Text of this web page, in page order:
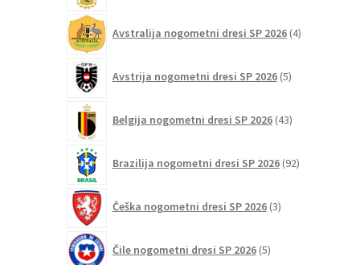
Avstralija nogometni dresi SP 2026 4izdelki
Avstrija nogometni dresi SP 2026 5izdelkov
Belgija nogometni dresi SP 2026 43izdelkov
Brazilija nogometni dresi SP 2026 92izdelkov
Češka nogometni dresi SP 2026 3izdelki
Čile nogometni dresi SP 2026 5izdelkov